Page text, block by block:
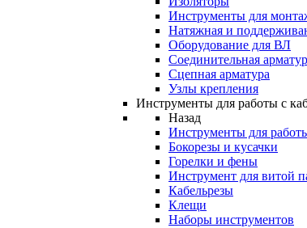
Инструменты для
Натяжная и
Оборудование для ВЛ
Соединительная
Сцепная арматура
Узлы крепления
Инструменты для работы с
Назад
Инструменты для
Бокорезы и кусачки
Горелки и фены
Инструмент для витой
Кабельрезы
Клещи
Наборы инструментов